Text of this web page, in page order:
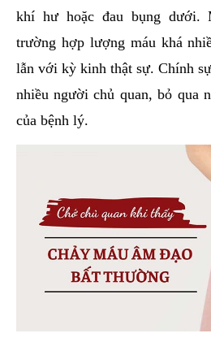
khí hư hoặc đau bụng dưới.
trường hợp lượng máu khá
lẫn với kỳ kinh thật sự. Chính
nhiều người chủ quan, bỏ qua
của bệnh lý.